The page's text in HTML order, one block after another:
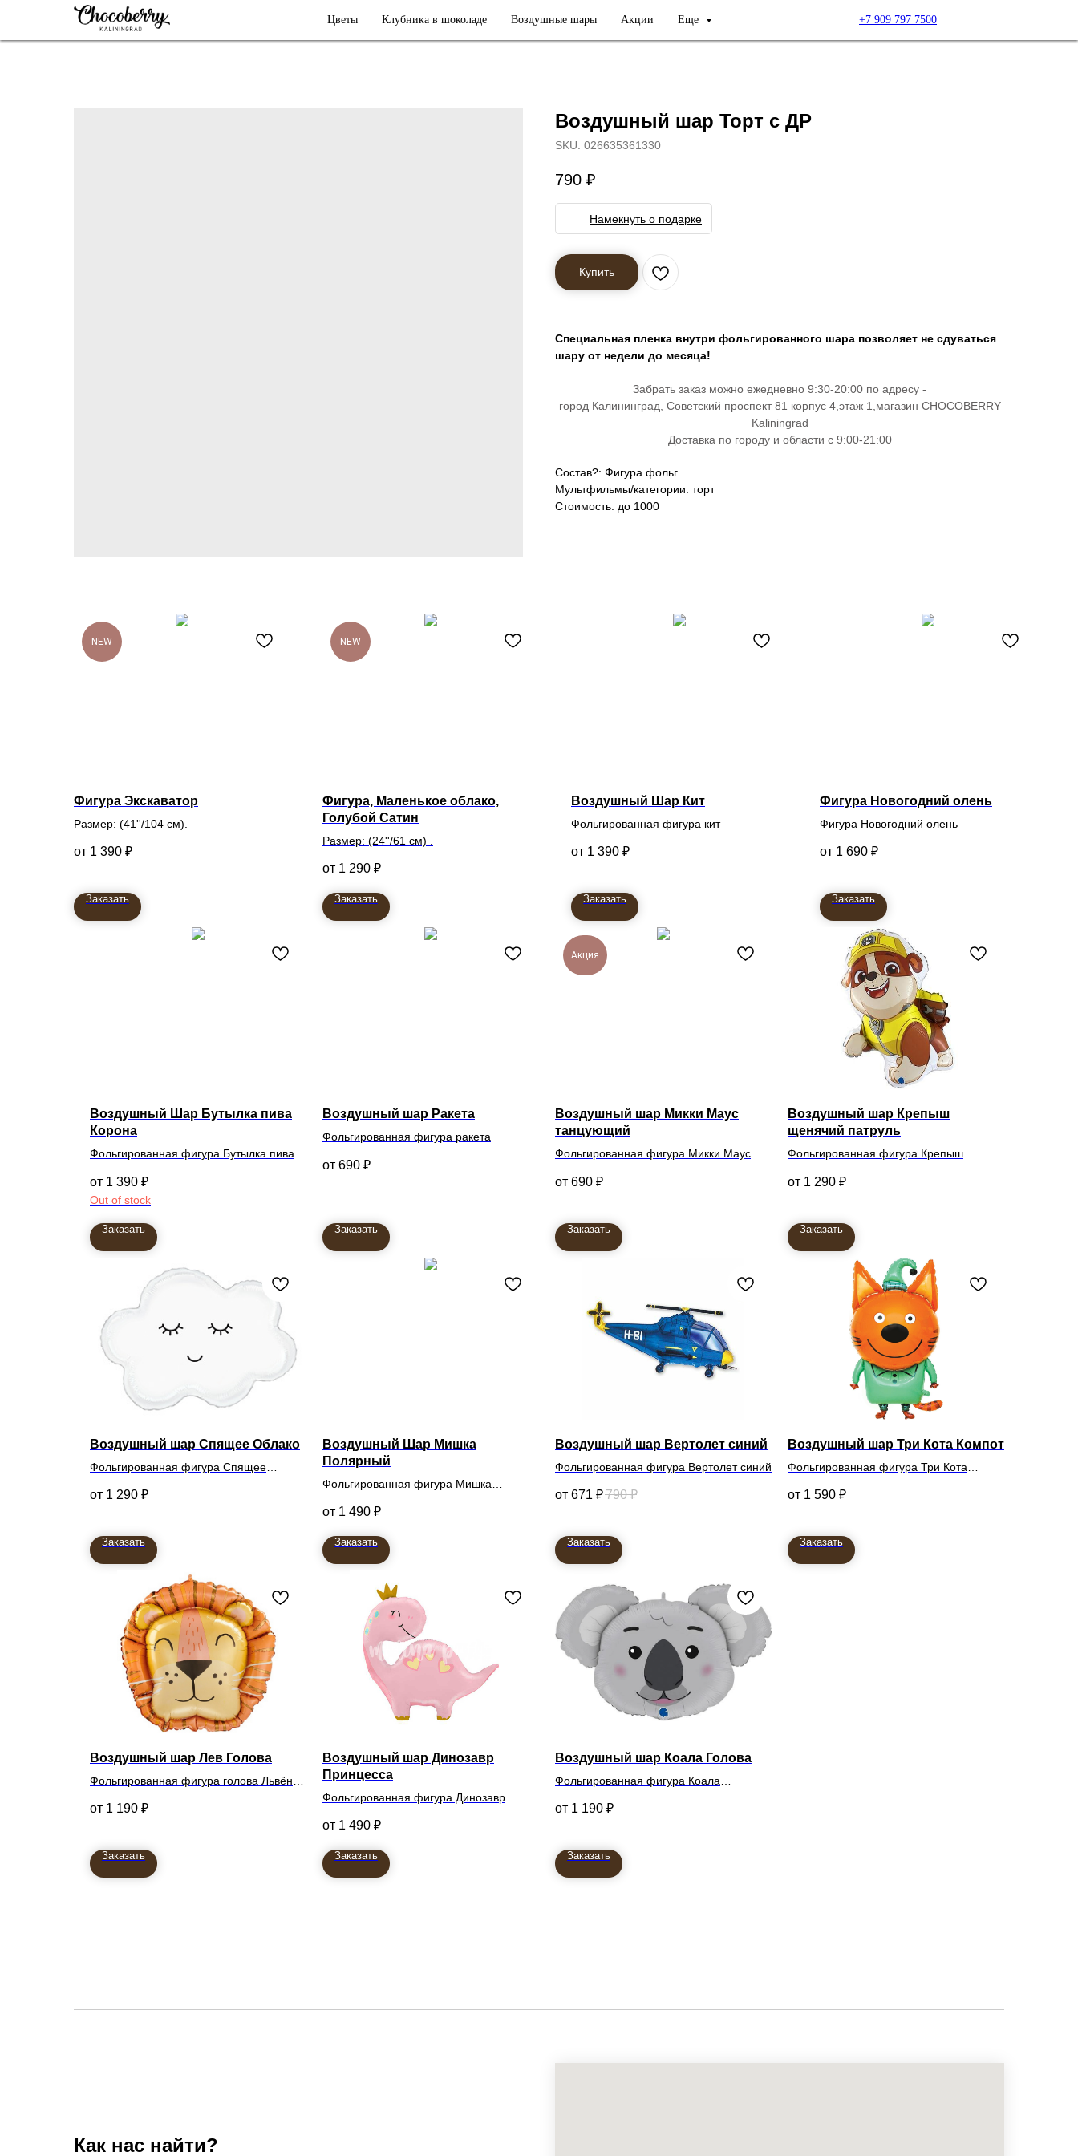
Цветы Клубника в шоколаде Воздушные шары Акции Еще +7 909 797 7500
Воздушный шар Торт с ДР
SKU: 026635361330
790 ₽
Намекнуть о подарке
Купить
Специальная пленка внутри фольгированного шара позволяет не сдуваться
шару от недели до месяца!
Забрать заказ можно ежедневно 9:30-20:00 по адресу -
город Калининград, Советский проспект 81 корпус 4,этаж 1,магазин CHOCOBERRY
Kaliningrad
Доставка по городу и области с 9:00-21:00
Состав?: Фигура фольг.
Мультфильмы/категории: торт
Стоимость: до 1000
NEW
Фигура Экскаватор
Размер: (41''/104 см).
1 390 ₽
Заказать
NEW
Фигура, Маленькое облако,
Голубой Сатин
Размер: (24''/61 см) .
1 290 ₽
Заказать
Воздушный Шар Кит
Фольгированная фигура кит
1 390 ₽
Заказать
Фигура Новогодний олень
Фигура Новогодний олень
1 690 ₽
Заказать
Воздушный Шар Бутылка пива
Корона
Фольгированная фигура Бутылка пива
1 390 ₽
Out of stock
Заказать
Воздушный шар Ракета
Фольгированная фигура ракета
690 ₽
Заказать
Акция
Воздушный шар Микки Маус
танцующий
Фольгированная фигура Микки Маус
690 ₽
Заказать
Воздушный шар Крепыш
щенячий патруль
Фольгированная фигура Крепыш
1 290 ₽
Заказать
Воздушный шар Спящее Облако
Фольгированная фигура Спящее
61см1 290 ₽
Заказать
Воздушный Шар Мишка
Полярный
Фольгированная фигура Мишка
1 490 ₽
Заказать
Воздушный шар Вертолет синий
Фольгированная фигура Вертолет синий
671 ₽790 ₽
Заказать
Воздушный шар Три Кота Компот
Фольгированная фигура Три Кота
122см1 590 ₽
Заказать
Воздушный шар Лев Голова
Фольгированная фигура голова Львёнка
1 190 ₽
Заказать
Воздушный шар Динозавр
Принцесса
Фольгированная фигура Динозавр
71см1 490 ₽
Заказать
Воздушный шар Коала Голова
Фольгированная фигура Коала
1 190 ₽
Заказать
Как нас найти?